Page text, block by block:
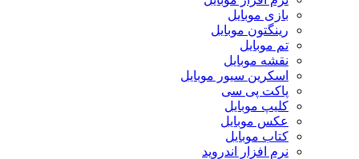
بازی موبایل
رینگتون موبایل
تم موبایل
نقشه موبایل
اسکرین سیور موبایل
پاکت پی سی
کلیپ موبایل
عکس موبایل
کتاب موبایل
نرم افزار اندروید